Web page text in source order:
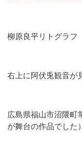
柳原良平リトグラフ
右上に阿伏兎観音が
広島県福山市沼隈町
が舞台の作品でした）